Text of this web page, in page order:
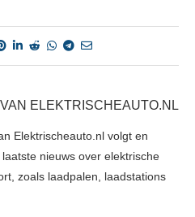
ELEKTRISCHEAUTO.NL
Elektrischeauto.nl volgt en
nieuws over elektrische
zoals laadpalen, laadstations